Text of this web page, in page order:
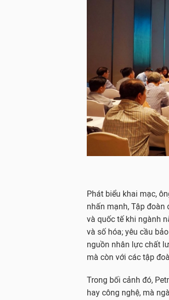
Phát biểu khai mạc,
nhấn mạnh, Tập
và quốc tế khi ngành
và số hóa; yêu cầu
nguồn nhân lực chất
mà còn với các tập
Trong bối cảnh đó,
hay công nghệ, mà